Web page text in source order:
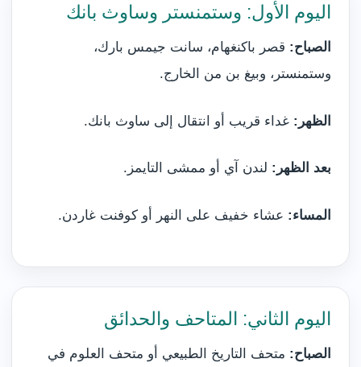
اليوم الأول: وستمنستر وساوث بانك
الصباح: قصر باكنغهام، سانت جيمس بارك،
وستمنستر، وبيغ بن من الخارج.
الظهر: غداء قريب أو انتقال إلى ساوث بانك.
بعد الظهر: لندن آي أو ممشى التايمز.
المساء: عشاء خفيف على النهر أو كوفنت غاردن.
اليوم الثاني: المتاحف والحدائق
الصباح: متحف التاريخ الطبيعي أو متحف العلوم في